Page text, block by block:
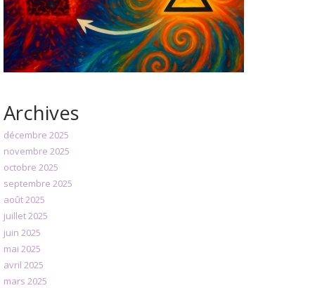
Archives
décembre 2025
novembre 2025
octobre 2025
septembre 2025
août 2025
juillet 2025
juin 2025
mai 2025
avril 2025
mars 2025